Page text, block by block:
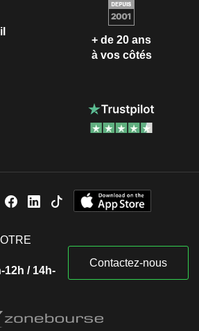
+ de 20 ans
à vos côtés
12h / 14h-
Contactez-nous